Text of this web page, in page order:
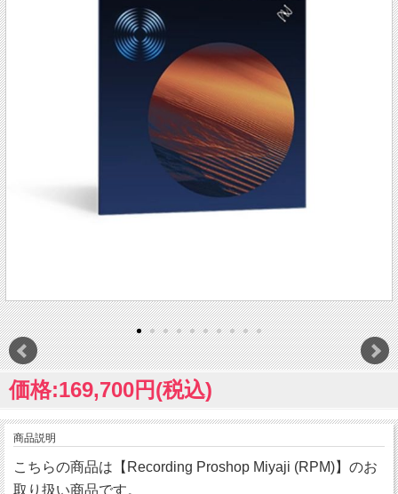
価格:169,700円(税込)
商品説明
こちらの商品は【Recording Proshop Miyaji (RPM)】のお
取り扱い商品です。